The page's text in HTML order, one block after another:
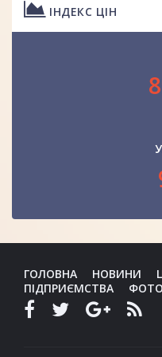
ІНДЕКС ЦІН
ГОЛОВНА НОВИНИ
ПІДПРИЄМСТВА